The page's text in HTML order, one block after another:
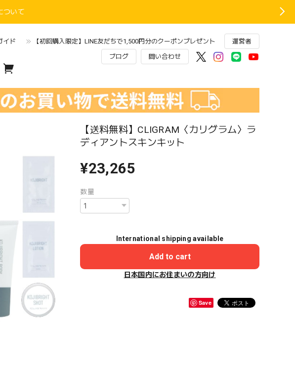
ついて
イド 【初回購入限定】LINE友だちで1,500円分のクーポンプレゼント 運営者
ブログ 問い合わせ
【送料無料】CLIGRAM〈カリグラム〉ラ
ディアントスキンキット
¥23,265
数量
International shipping available
Add to cart
日本国内にお住まいの方向け
Save